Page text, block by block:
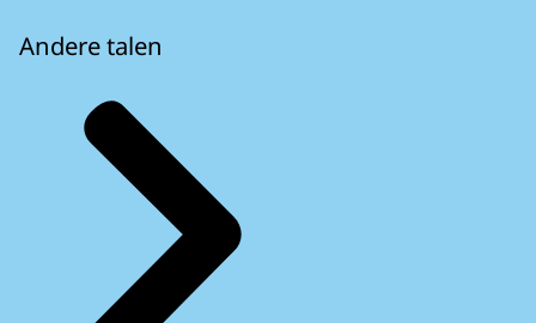
Andere talen